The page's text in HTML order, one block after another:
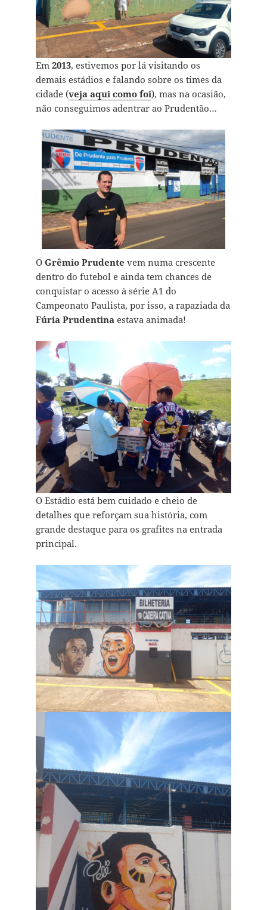
Em 2013, estivemos por lá visitando os
demais estádios e falando sobre os times da
cidade (veja aqui como foi), mas na ocasião,
não conseguimos adentrar ao Prudentão…
O Grêmio Prudente vem numa crescente
dentro do futebol e ainda tem chances de
conquistar o acesso à série A1 do
Campeonato Paulista, por isso, a rapaziada da
Fúria Prudentina estava animada!
O Estádio está bem cuidado e cheio de
detalhes que reforçam sua história, com
grande destaque para os grafites na entrada
principal.